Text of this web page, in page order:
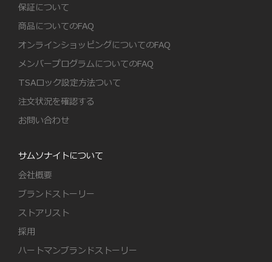
保証について
商品についてのFAQ
オンラインショッピングについてのFAQ
メンバープログラムについてのFAQ
TSAロック設定方法ついて
注文状況を確認する
お問い合わせ
サムソナイトについて
会社概要
ブランドストーリー
ストアリスト
採用
ハートマンブランドストーリー